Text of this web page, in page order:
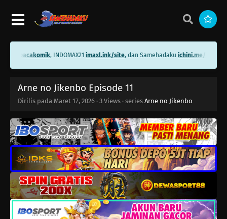
bacakomik, INDOMAX21imaxl.ink/site, dan Samehadakuichini.me/
Arne no Jikenbo Episode 11
Dirilis pada Maret 17, 2026 · 3 Views · series Arne no Jikenbo